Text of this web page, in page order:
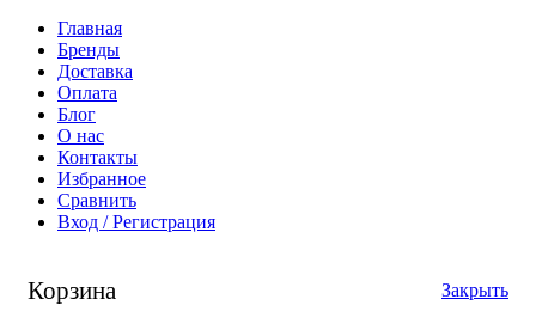
Главная
Бренды
Доставка
Оплата
Блог
О нас
Контакты
Избранное
Сравнить
Вход / Регистрация
Корзина Закрыть